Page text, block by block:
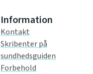
Information
Kontakt
Skribenter på
sundhedsguiden
Forbehold